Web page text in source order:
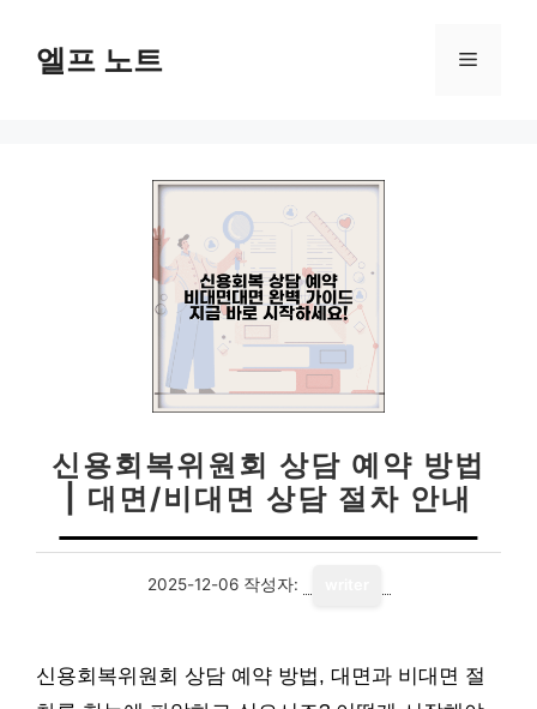
엘프 노트 메
신용회복위원회 상담 예약 방법
| 대면/비대면 상담 절차 안내
2025-12-06 작성자:
신용회복위원회 상담 예약 방법, 대면과 비대면 절